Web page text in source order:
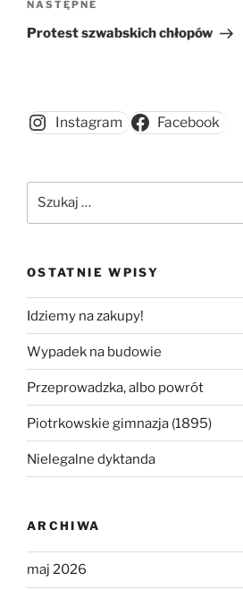
Następny
wpis
NASTĘPNE
Protest szwabskich chłopów
Instagram Facebook
OSTATNIE WPISY
Idziemy na zakupy!
Wypadek na budowie
Przeprowadzka, albo powrót
Piotrkowskie gimnazja (1895)
Nielegalne dyktanda
ARCHIWA
maj 2026